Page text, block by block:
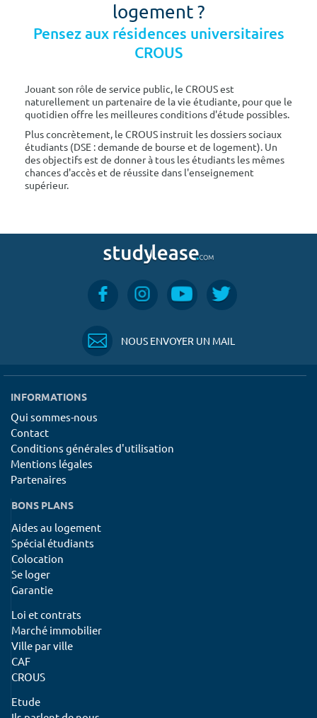
logement ?
Pensez aux résidences universitaires
CROUS
Jouant son rôle de service public, le CROUS est
naturellement un partenaire de la vie étudiante, pour que le
quotidien offre les meilleures conditions d'étude possibles.
Plus concrètement, le CROUS instruit les dossiers sociaux
étudiants (DSE : demande de bourse et de logement). Un
des objectifs est de donner à tous les étudiants les mêmes
chances d'accès et de réussite dans l'enseignement
supérieur.
NOUS ENVOYER UN MAIL
INFORMATIONS
Qui sommes-nous
Contact
Conditions générales d'utilisation
Mentions légales
Partenaires
BONS PLANS
Aides au logement
Spécial étudiants
Colocation
Se loger
Garantie
Loi et contrats
Marché immobilier
Ville par ville
CAF
CROUS
Etude